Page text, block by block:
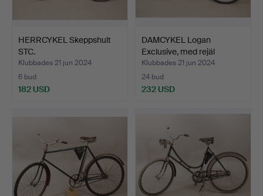
HERRCYKEL Skeppshult
STC.
Klubbades 21 jun 2024
6 bud
182 USD
DAMCYKEL Logan
Exclusive, med rejäl
paketh…
Klubbades 21 jun 2024
24 bud
232 USD